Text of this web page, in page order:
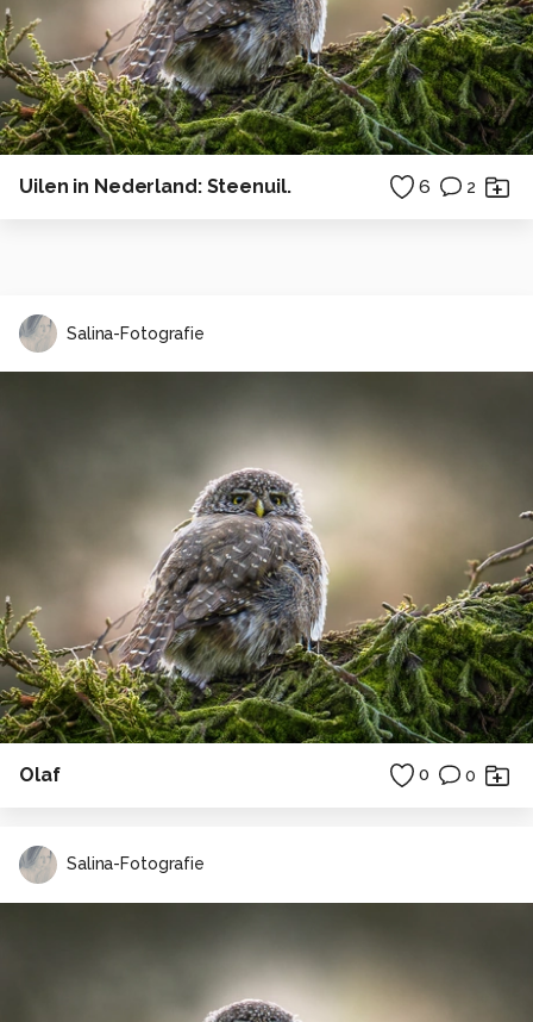
Uilen in Nederland: Steenuil. 6 2
Salina-Fotografie
Olaf 0 0
Salina-Fotografie